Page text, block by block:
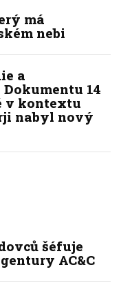
má
nebi
a
14
v kontextu
nabyl nový
šéfuje
AC&C